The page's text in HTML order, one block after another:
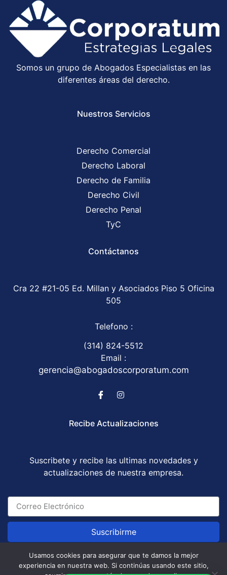
Somos un grupo de Abogados Especialistas en las
diferentes áreas del derecho.
Nuestros Servicios
Derecho Comercial
Derecho Laboral
Derecho de Familia
Derecho Civil
Derecho Penal
TyC
Contáctanos
Cra 22 #21-05 Ed. Millan y Asociados Piso 5 Oficina
505
Telefono :
(314) 824-5512
Email :
gerencia@abogadoscorporatum.com
Recibe Actualizaciones
Suscribete y recibe las ultimas novedades y
actualizaciones de nuestra empresa.
Suscribirme
Abogados Corporatum S.A.S © All Rights Reserved
Usamos cookies para asegurar que te damos la mejor
experiencia en nuestra web. Si continúas usando este sitio,